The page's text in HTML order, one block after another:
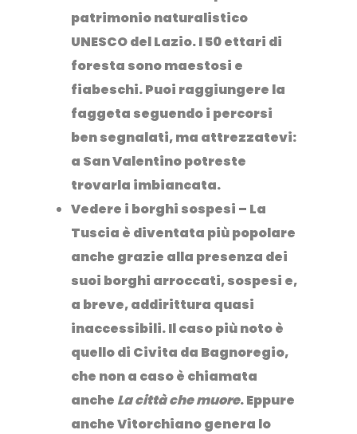
patrimonio naturalistico
UNESCOdel Lazio. I 50 ettari di
foresta sono maestosi e
fiabeschi. Puoi raggiungere la
faggeta seguendo i percorsi
ben segnalati, ma attrezzatevi:
a San Valentino potreste
trovarla imbiancata.
Vedere i borghi sospesi – La
Tuscia è diventata più popolare
anche grazie alla presenza dei
suoi borghi arroccati, sospesi e,
a breve, addirittura quasi
inaccessibili. Il caso più noto è
quello di Civita da Bagnoregio,
che non a caso è chiamata
anche La città che muore. Eppure
ancheVitorchianogenera lo